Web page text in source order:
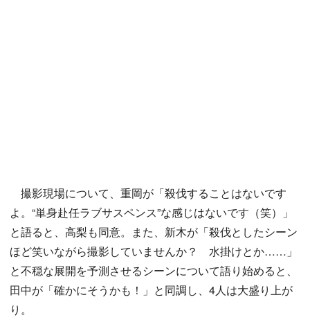
撮影現場について、重岡が「殺伐することはないです
よ。“単身赴任ラブサスペンス”な感じはないです（笑）」
と語ると、高梨も同意。また、新木が「殺伐としたシーン
ほど笑いながら撮影していませんか？ 水掛けとか……」
と不穏な展開を予測させるシーンについて語り始めると、
田中が「確かにそうかも！」と同調し、4人は大盛り上が
り。